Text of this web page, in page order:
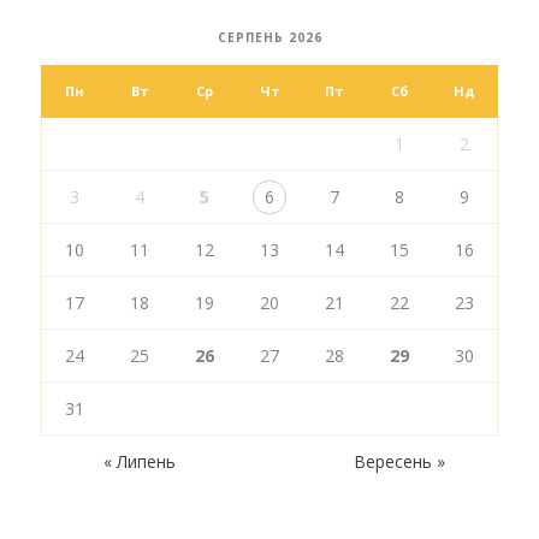
СЕРПЕНЬ 2026
Пн Вт Ср Чт Пт Сб Нд
1 2
3 4 5 6 7 8 9
10 11 12 13 14 15 16
17 18 19 20 21 22 23
24 25 26 27 28 29 30
31
« Липень Вересень »